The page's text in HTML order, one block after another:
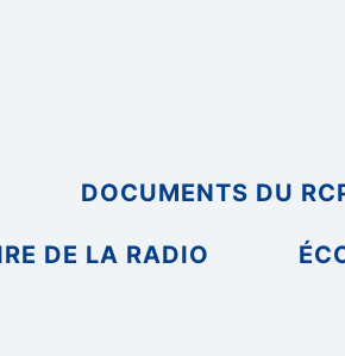
DOCUMENTS DU
DE LA RADIO